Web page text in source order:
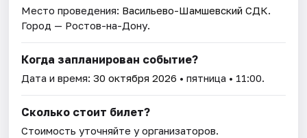
Место проведения: Васильево-Шамшевский СДК.
Город — Ростов-на-Дону.
Когда запланирован событие?
Дата и время:30 октября 2026 • пятница • 11:00.
Сколько стоит билет?
Стоимость уточняйте у организаторов.